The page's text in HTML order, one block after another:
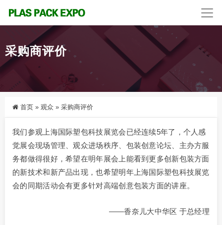
采购商评价
首页 » 观众 » 采购商评价
我们参观上海国际塑包科技展览会已经连续5年了，个人感
觉展会现场管理、观众进场秩序、包装创意论坛、主办方服
务都做得很好，希望在明年展会上能看到更多创新包装方面
的新技术和新产品出现，也希望明年上海国际塑包科技展览
会的同期活动会有更多针对高端创意包装方面的讲座。
——香奈儿大中华区 于总经理